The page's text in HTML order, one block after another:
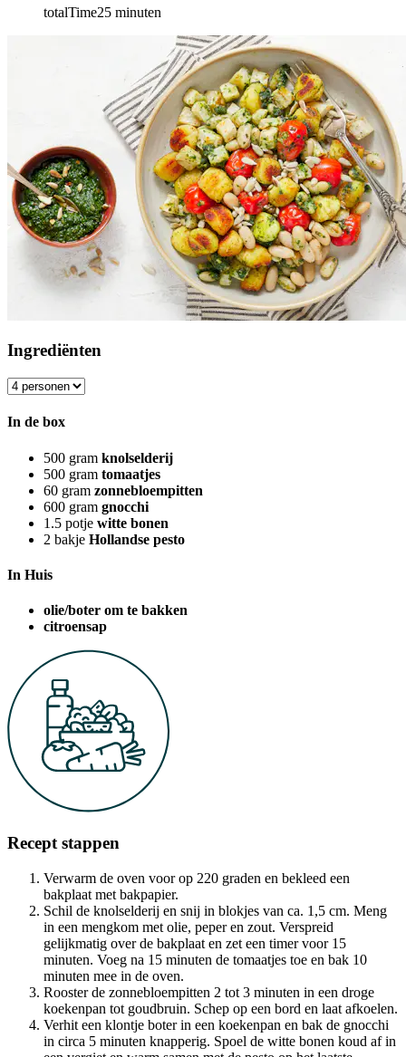
totalTime25 minuten
Ingrediënten
In de box
500 gram knolselderij
500 gram tomaatjes
60 gram zonnebloempitten
600 gram gnocchi
1.5 potje witte bonen
2 bakje Hollandse pesto
In Huis
olie/boter om te bakken
citroensap
Recept stappen
Verwarm de oven voor op 220 graden en bekleed een
bakplaat met bakpapier.
Schil de knolselderij en snij in blokjes van ca. 1,5 cm. Meng
in een mengkom met olie, peper en zout. Verspreid
gelijkmatig over de bakplaat en zet een timer voor 15
minuten. Voeg na 15 minuten de tomaatjes toe en bak 10
minuten mee in de oven.
Rooster de zonnebloempitten 2 tot 3 minuten in een droge
koekenpan tot goudbruin. Schep op een bord en laat afkoelen.
Verhit een klontje boter in een koekenpan en bak de gnocchi
in circa 5 minuten knapperig. Spoel de witte bonen koud af in